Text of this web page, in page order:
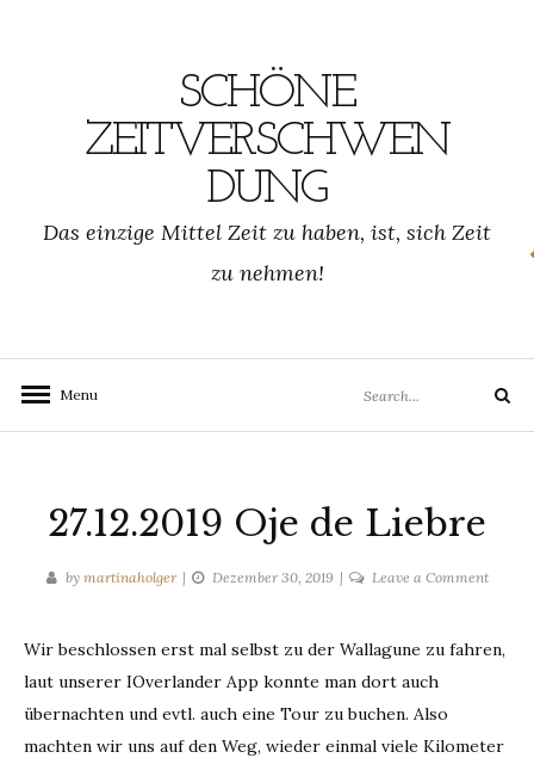
SCHÖNE
ZEITVERSCHWEN
DUNG
Das einzige Mittel Zeit zu haben, ist, sich Zeit
zu nehmen!
Menu
for:
Search
27.12.2019 Oje de Liebre
by martinaholger Dezember 30, 2019 Leave a Commenton
de
Wir beschlossen erst mal selbst zu der Wallagune zu fahren,
laut unserer IOverlander App konnte man dort auch
übernachten und evtl. auch eine Tour zu buchen. Also
machten wir uns auf den Weg, wieder einmal viele Kilometer